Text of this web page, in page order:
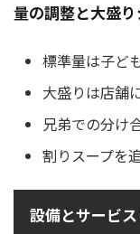
量の調整と大盛
標準量は子ど
大盛りは店舗
兄弟での分け
割りスープを
設備とサービ